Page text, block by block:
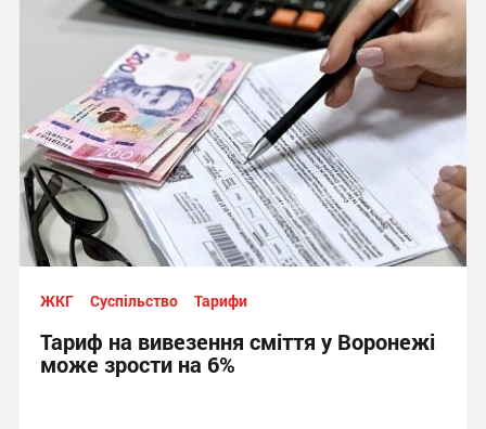
ЖКГ Суспільство Тарифи
Тариф на вивезення сміття у Воронежі
може зрости на 6%